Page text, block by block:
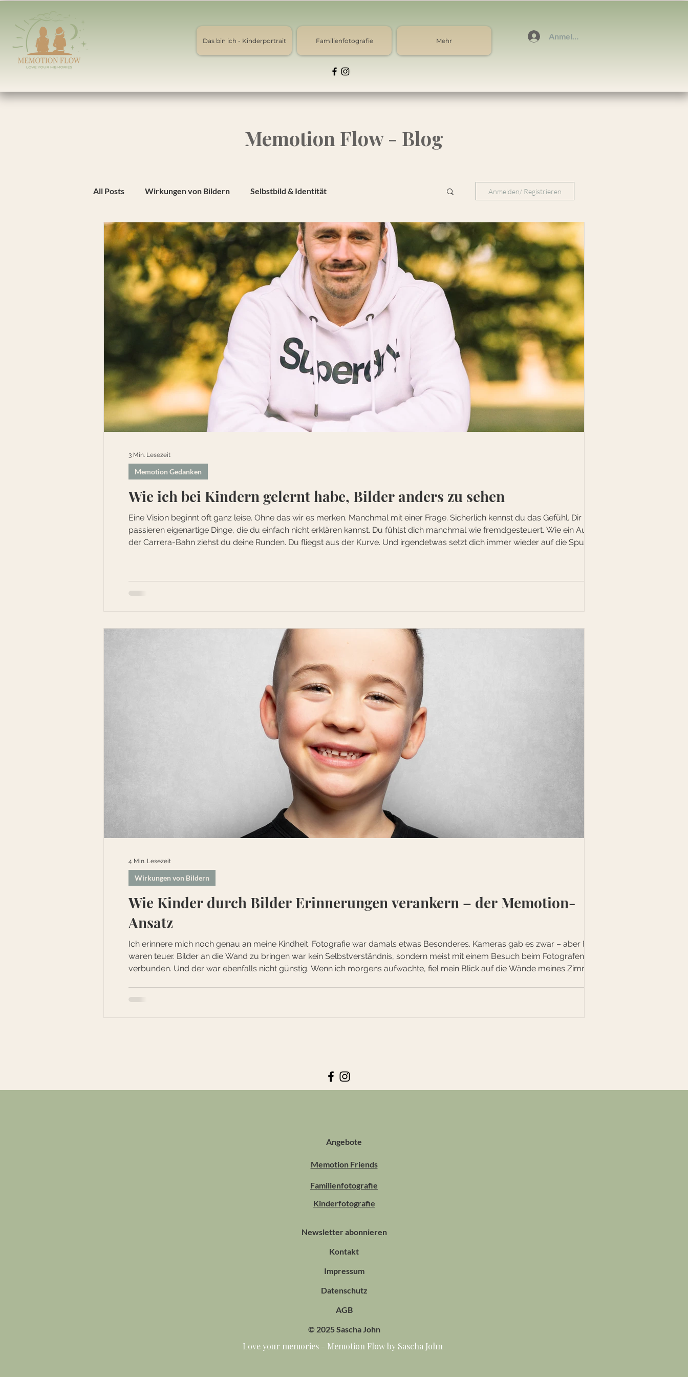
Das bin ich - Kinderportrait Familienfotografie Mehr Anmelden
Memotion Flow - Blog
All Posts Wirkungen von Bildern Selbstbild & Identität
Beziehung & Zugehörigkeit Erinnerung im Alltag Memotion Gedanken
Wandel, Übergänge & Verlust Zukunft & Verantwortung
Anmelden/ Registrieren
Wie ich bei Kindern gelernt habe, Bilder anders zu sehen
Eine Vision beginnt oft ganz leise. Ohne das wir es merken. Manchmal mit einer Frage. Sicherlich kennst du das Gefühl. Dir
passieren eigenartige Dinge, die du einfach nicht erklären kannst. Du fühlst dich manchmal wie fremdgesteuert. Wie ein Auto auf
der Carrera-Bahn ziehst du deine Runden. Du fliegst aus der Kurve. Und irgendetwas setzt dich immer wieder auf die Spur. Vor
Memotion Gedanken
3 Min. Lesezeit
Wie Kinder durch Bilder Erinnerungen verankern – der Memotion-
Ansatz
Ich erinnere mich noch genau an meine Kindheit. Fotografie war damals etwas Besonderes. Kameras gab es zwar – aber Filme
waren teuer. Bilder an die Wand zu bringen war kein Selbstverständnis, sondern meist mit einem Besuch beim Fotografen
verbunden. Und der war ebenfalls nicht günstig. Wenn ich morgens aufwachte, fiel mein Blick auf die Wände meines Zimmers.
Wirkungen von Bildern
4 Min. Lesezeit
Angebote
Newsletter abonnieren
Kontakt
Impressum
Datenschutz
AGB
© 2025 Sascha John
Love your memories - Memotion Flow by Sascha John
Memotion Friends
Familienfotografie
Kinderfotografie